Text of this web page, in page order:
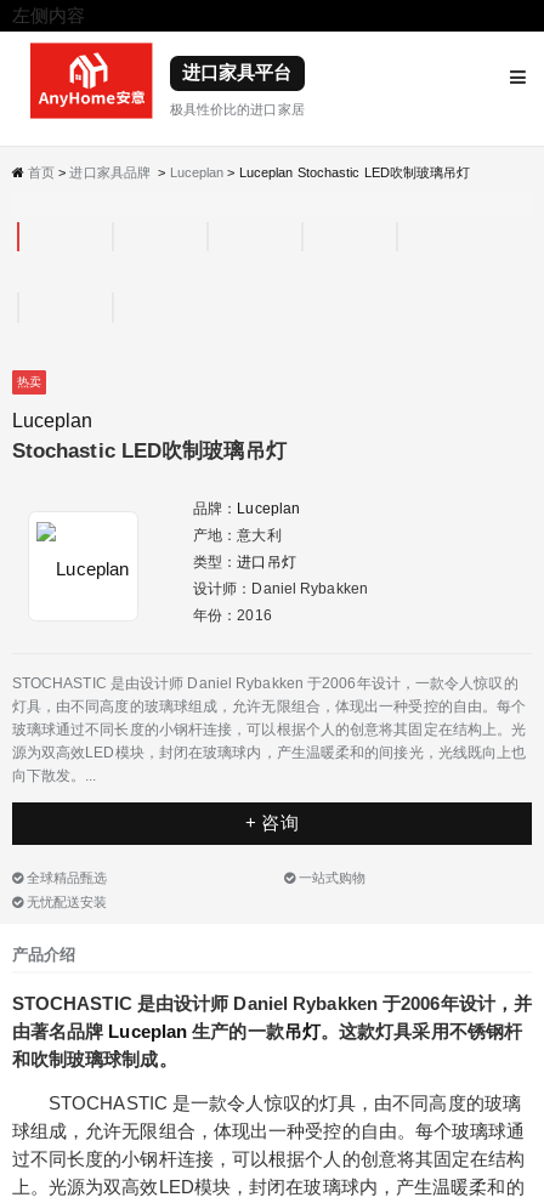
左侧内容
右侧内容
进口家具平台
极具性价比的进口家居
首页 >进口家具品牌 > Luceplan > Luceplan Stochastic LED吹制玻璃吊灯
热卖
Luceplan
Stochastic LED吹制玻璃吊灯
品牌：
Luceplan
产地：意大利
类型：进口吊灯
设计师：Daniel Rybakken
年份：2016
STOCHASTIC 是由设计师 Daniel Rybakken 于2006年设计，一款令人惊叹的
灯具，由不同高度的玻璃球组成，允许无限组合，体现出一种受控的自由。每个
玻璃球通过不同长度的小钢杆连接，可以根据个人的创意将其固定在结构上。光
源为双高效LED模块，封闭在玻璃球内，产生温暖柔和的间接光，光线既向上也
向下散发。...
+ 咨询
全球精品甄选
一站式购物
无忧配送安装
产品介绍
STOCHASTIC 是由设计师 Daniel Rybakken 于2006年设计，并
由著名品牌 Luceplan 生产的一款吊灯。这款灯具采用不锈钢杆
和吹制玻璃球制成。
STOCHASTIC 是一款令人惊叹的灯具，由不同高度的玻璃
球组成，允许无限组合，体现出一种受控的自由。每个玻璃球通
过不同长度的小钢杆连接，可以根据个人的创意将其固定在结构
上。光源为双高效LED模块，封闭在玻璃球内，产生温暖柔和的